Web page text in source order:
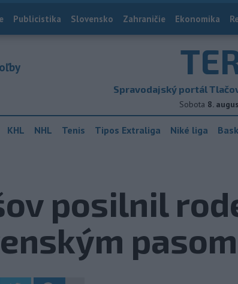
Publicistika Slovensko Zahraničie Ekonomika
Spravodajský portál
Sobota 8.
KHL NHL Tenis Tipos Extraliga Niké liga
posilnil